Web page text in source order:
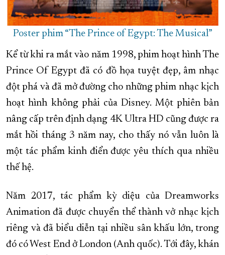
Poster phim “The Prince of Egypt: The Musical”
Kể từ khi ra mắt vào năm 1998, phim hoạt hình The
Prince Of Egypt đã có đồ họa tuyệt đẹp, âm nhạc
đột phá và đã mở đường cho những phim nhạc kịch
hoạt hình không phải của Disney. Một phiên bản
nâng cấp trên định dạng 4K Ultra HD cũng được ra
mắt hồi tháng 3 năm nay, cho thấy nó vẫn luôn là
một tác phẩm kinh điển được yêu thích qua nhiều
thế hệ.
Năm 2017, tác phẩm kỳ diệu của Dreamworks
Animation đã được chuyển thể thành vở nhạc kịch
riêng và đã biểu diễn tại nhiều sân khấu lớn, trong
đó có West End ở London (Anh quốc). Tới đây, khán